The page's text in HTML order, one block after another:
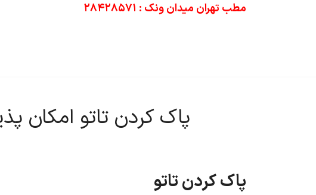
مطب تهران میدان ونک : ۲۸۴۲۸۵۷۱
پاک کردن تاتو امکان
پاک کردن تاتو